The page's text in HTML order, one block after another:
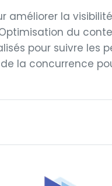
améliorer la
du
pour suivre les
la concurrence